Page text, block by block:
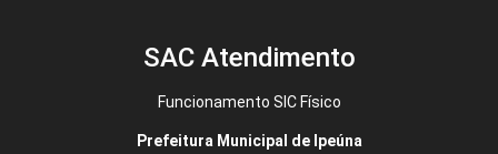
SAC Atendimento
Funcionamento SIC Físico
Prefeitura Municipal de Ipeúna